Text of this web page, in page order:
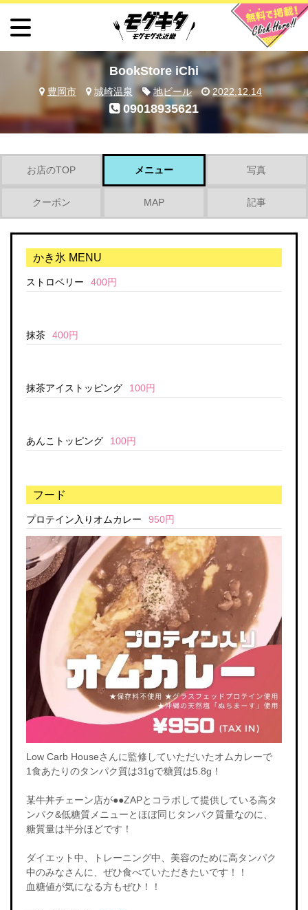
BookStore iChi
豊岡市 城崎温泉 地ビール 2022.12.14
09018935621
お店のTOP メニュー 写真
クーポン MAP 記事
かき氷 MENU
ストロベリー 400円
抹茶 400円
抹茶アイストッピング 100円
あんこトッピング 100円
フード
プロテイン入りオムカレー 950円
Low Carb Houseさんに監修していただいたオムカレーで
1食あたりのタンパク質は31gで糖質は5.8g！
某牛丼チェーン店が●●ZAPとコラボして提供している高タ
ンパク&低糖質メニューとほぼ同じタンパク質量なのに、
糖質量は半分ほどです！
ダイエット中、トレーニング中、美容のために高タンパク
中のみなさんに、ぜひ食べていただきたいです！！
血糖値が気になる方もぜひ！！